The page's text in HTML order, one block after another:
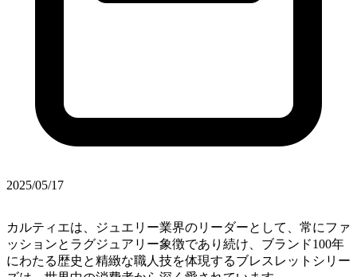
2025/05/17
カルティエは、ジュエリー業界のリーダーとして、常にファ
ッションとラグジュアリー象徴であり続け、ブランド100年
にわたる歴史と精緻な職人技を体現するブレスレットシリー